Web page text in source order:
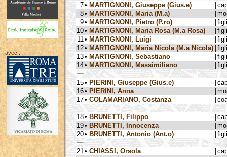
avec :
7• MARTIGNONI, Giuseppe (Gius.e)
8• MARTIGNONI, Maria (M.a)
9• MARTIGNONI, Pietro (P.ro)
10• MARTIGNONI, Maria Rosa (M.a Rosa)
11 • MARTIGNONI, Luigi
12• MARTIGNONI, Maria Nicola (M.a Nicola)
13• MARTIGNONI, Sebastiano
14• MARTIGNONI, Massimiliano
15• PIERINI, Giuseppe (Gius.e)
16• PIERINI, Anna
17• COLAMARIANO, Costanza
18• BRUNETTI, Filippo
19• BRUNETTI, Innocenza
20• BRUNETTI, Antonio (Ant.o)
21 • CHIASSI, Orsola